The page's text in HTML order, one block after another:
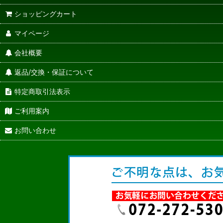
ショッピングカート
マイページ
会社概要
返品/交換・保証について
特定商取引法表示
ご利用案内
お問い合わせ